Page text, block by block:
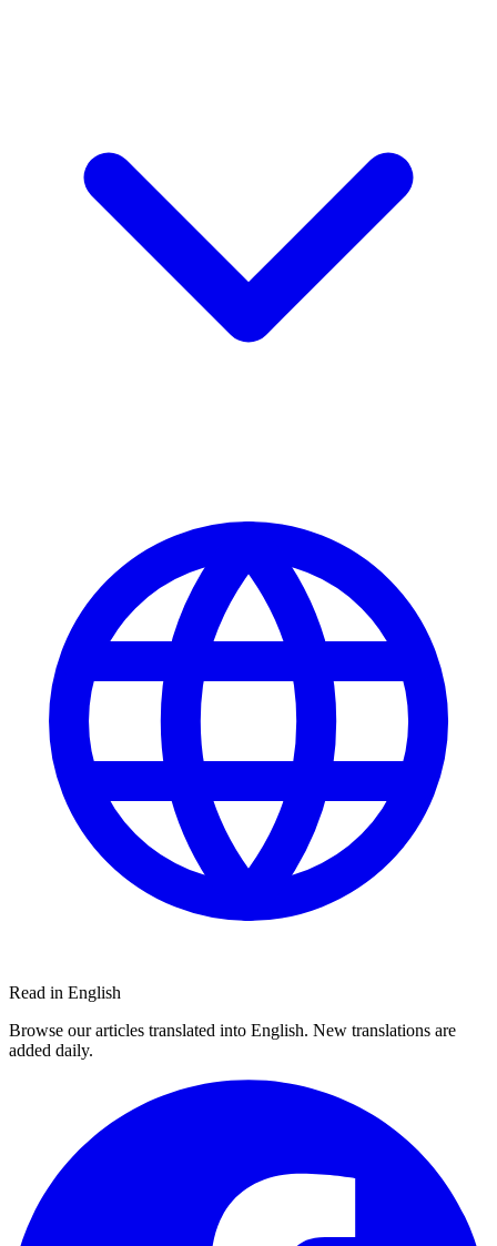
Read in English
Browse our articles translated into English. New translations are
added daily.